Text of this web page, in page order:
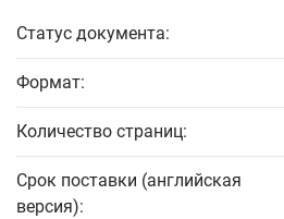
Статус документа:
Формат:
Количество страниц:
Срок поставки (английская
версия):